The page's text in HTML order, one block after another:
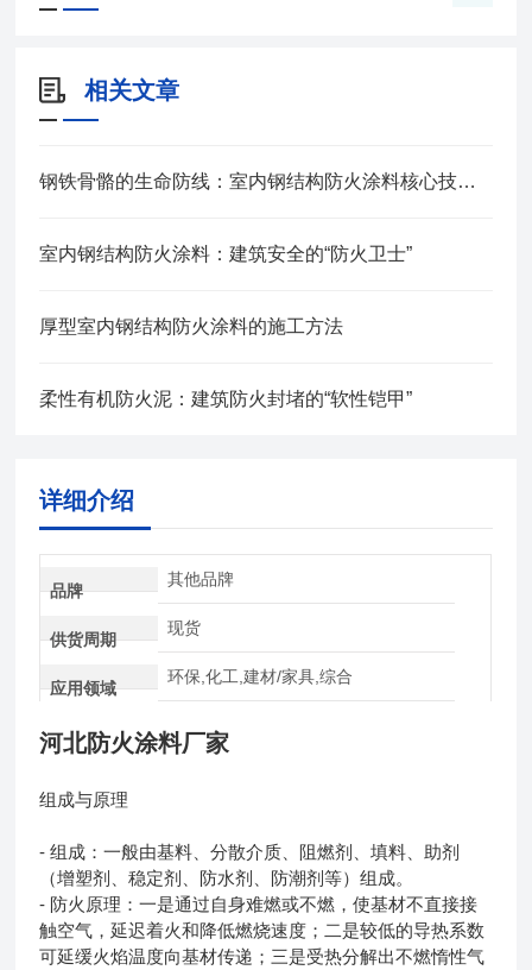
相关文章
钢铁骨骼的生命防线：室内钢结构防火涂料核心技术解析
室内钢结构防火涂料：建筑安全的“防火卫士”
厚型室内钢结构防火涂料的施工方法
柔性有机防火泥：建筑防火封堵的“软性铠甲”
详细介绍
品牌
其他品牌
供货周期
现货
应用领域
环保,化工,建材/家具,综合
河北防火涂料厂家
组成与原理
- 组成：一般由基料、分散介质、阻燃剂、填料、助剂
（增塑剂、稳定剂、防水剂、防潮剂等）组成。
- 防火原理：一是通过自身难燃或不燃，使基材不直接接
触空气，延迟着火和降低燃烧速度；二是较低的导热系数
可延缓火焰温度向基材传递；三是受热分解出不燃惰性气